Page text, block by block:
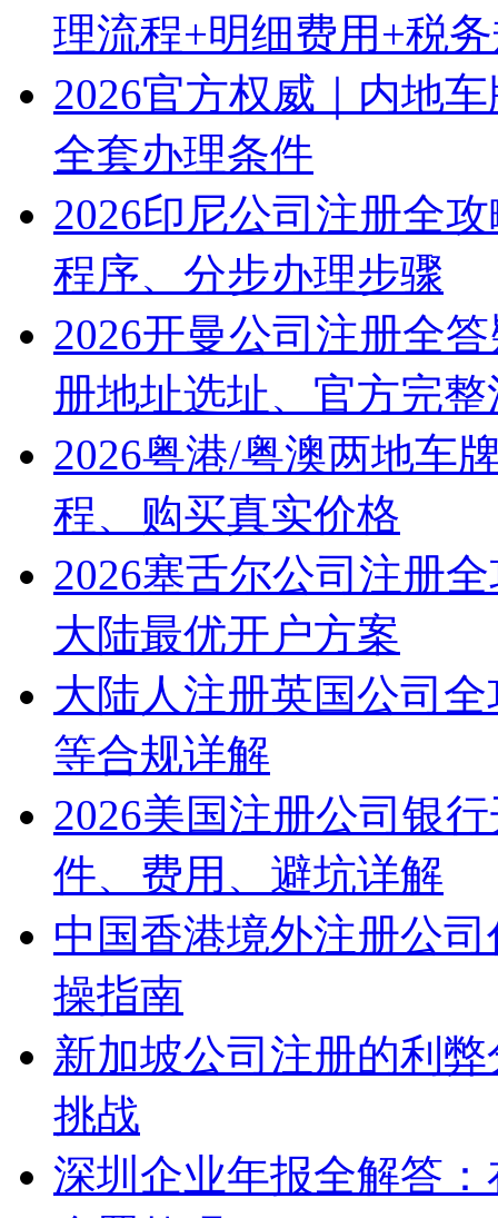
理流程+明细费用+税
2026官方权威｜内地
全套办理条件
2026印尼公司注册全
程序、分步办理步骤
2026开曼公司注册全
册地址选址、官方完
2026粤港/粤澳两地车
程、购买真实价格
2026塞舌尔公司注册
大陆最优开户方案
大陆人注册英国公司
等合规详解
2026美国注册公司银
件、费用、避坑详解
中国香港境外注册公
操指南
新加坡公司注册的利
挑战
深圳企业年报全解答